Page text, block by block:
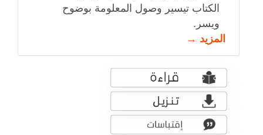
الكتاب تيسير وصول المعلومة بوضوح
ويسر.
المزيد →